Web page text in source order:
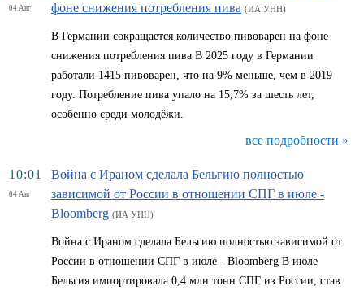
04 Авг
фоне снижения потребления пива (ИА УНН)
В Германии сокращается количество пивоварен на фоне
снижения потребления пива В 2025 году в Германии
работали 1415 пивоварен, что на 9% меньше, чем в 2019
году. Потребление пива упало на 15,7% за шесть лет,
особенно среди молодёжи.
все подробности »
10:01
04 Авг
Война с Ираном сделала Бельгию полностью
зависимой от России в отношении СПГ в июле -
Bloomberg (ИА УНН)
Война с Ираном сделала Бельгию полностью зависимой от
России в отношении СПГ в июле - Bloomberg В июле
Бельгия импортировала 0,4 млн тонн СПГ из России, став